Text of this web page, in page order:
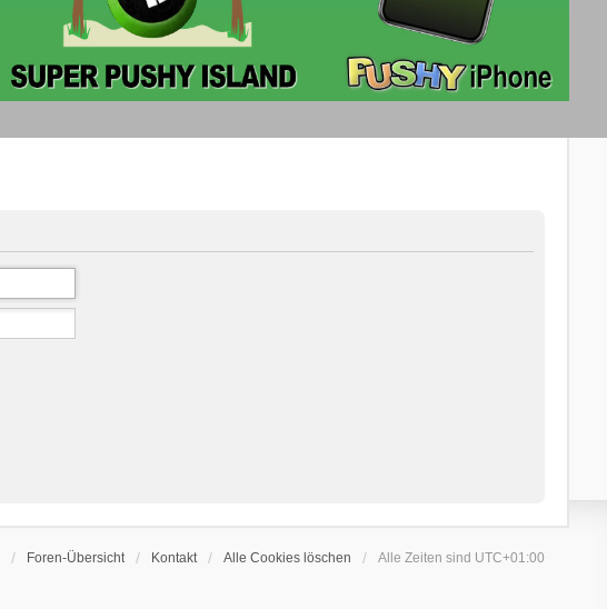
Foren-Übersicht Kontakt Alle Cookies löschen Alle Zeiten sind UTC+01:00